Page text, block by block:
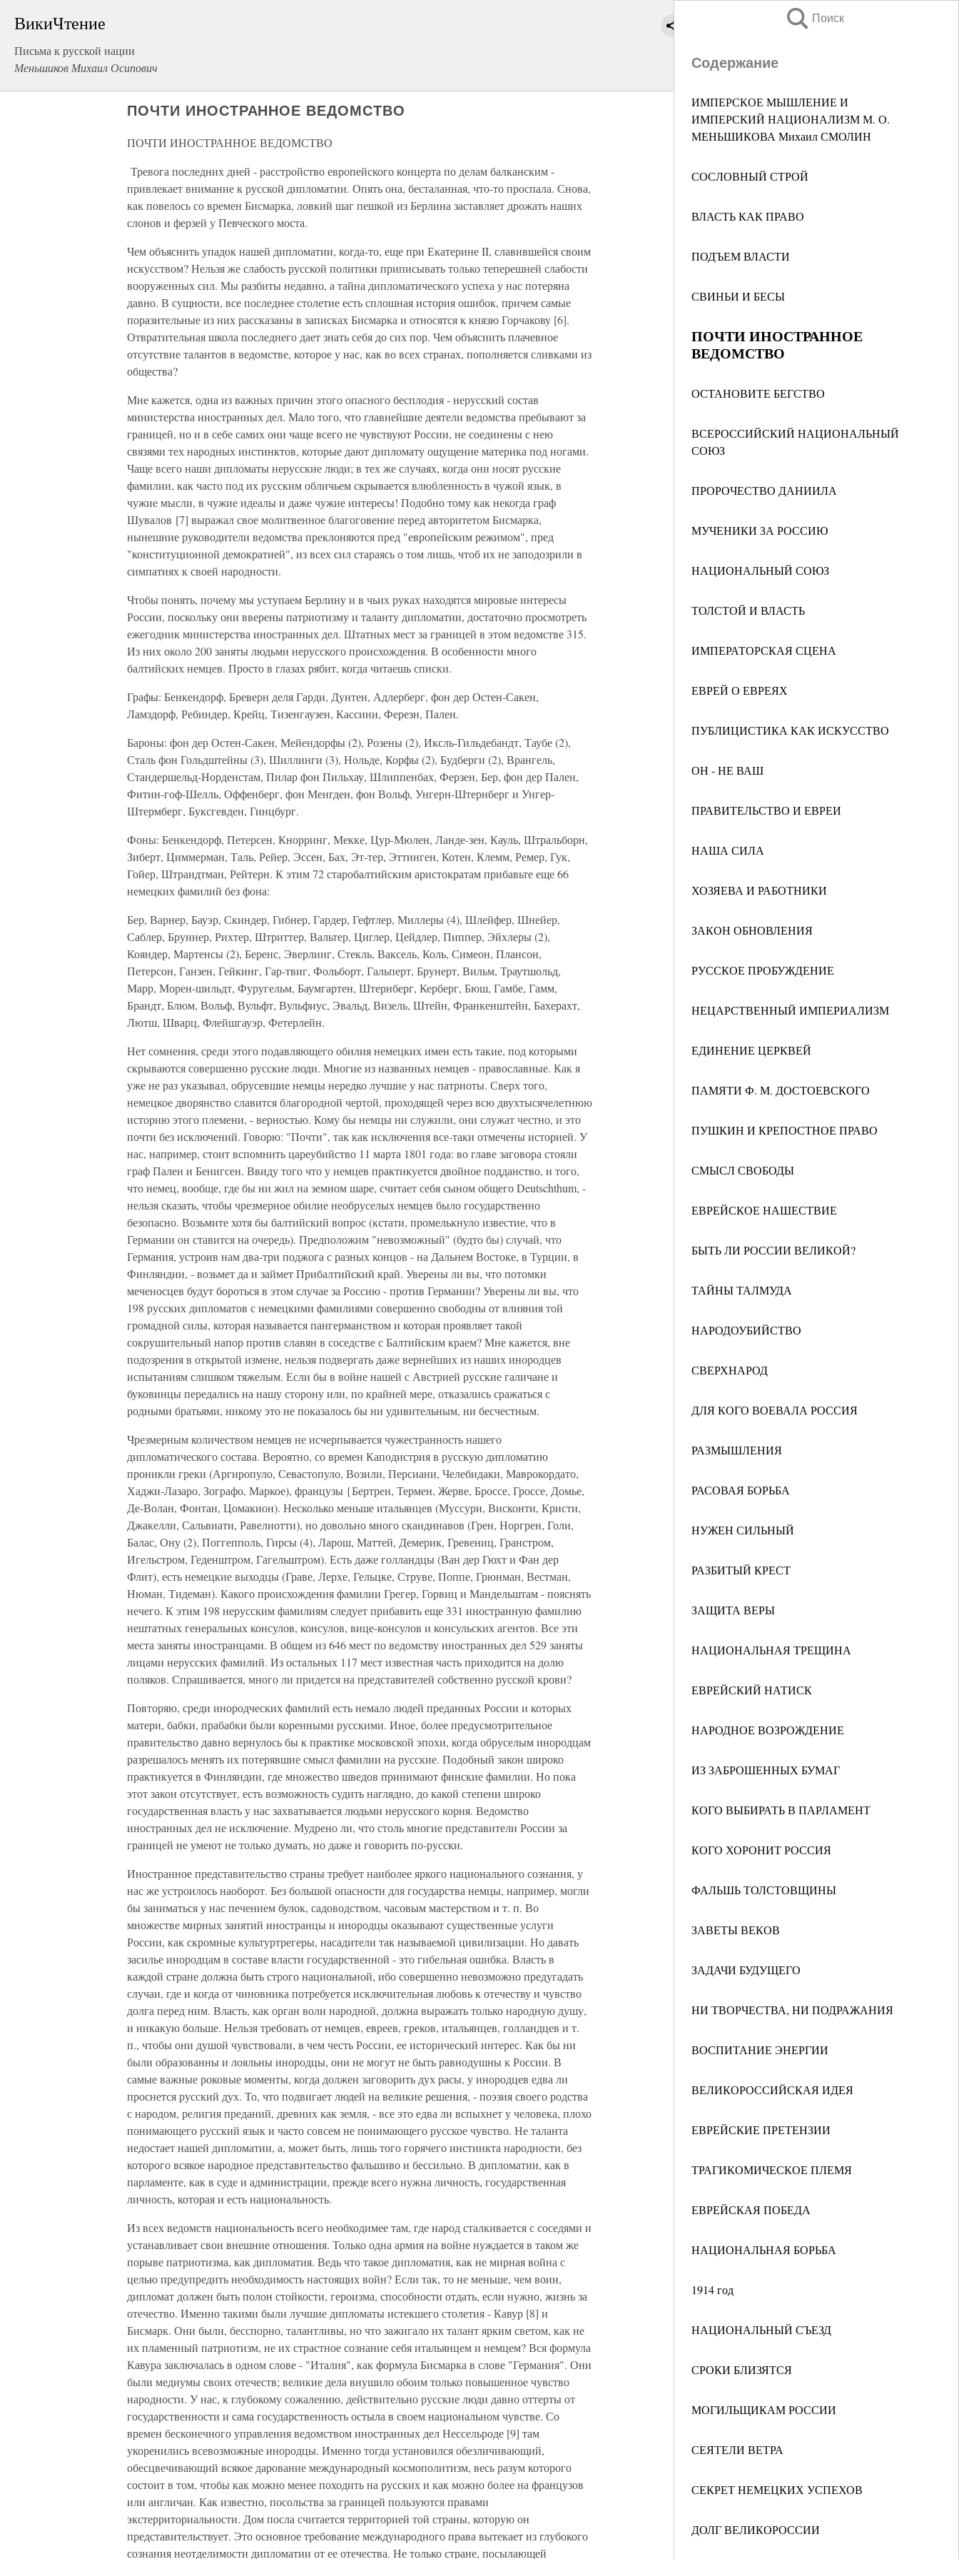
ВикиЧтение
Письма к русской нации
Меньшиков Михаил Осипович
Поиск
Содержание
ИМПЕРСКОЕ МЫШЛЕНИЕ И
ИМПЕРСКИЙ НАЦИОНАЛИЗМ М. О.
МЕНЬШИКОВА Михаил СМОЛИН
СОСЛОВНЫЙ СТРОЙ
ВЛАСТЬ КАК ПРАВО
ПОДЪЕМ ВЛАСТИ
СВИНЬИ И БЕСЫ
ПОЧТИ ИНОСТРАННОЕ
ВЕДОМСТВО
ОСТАНОВИТЕ БЕГСТВО
ВСЕРОССИЙСКИЙ НАЦИОНАЛЬНЫЙ
СОЮЗ
ПРОРОЧЕСТВО ДАНИИЛА
МУЧЕНИКИ ЗА РОССИЮ
НАЦИОНАЛЬНЫЙ СОЮЗ
ТОЛСТОЙ И ВЛАСТЬ
ИМПЕРАТОРСКАЯ СЦЕНА
ЕВРЕЙ О ЕВРЕЯХ
ПУБЛИЦИСТИКА КАК ИСКУССТВО
ОН - НЕ ВАШ
ПРАВИТЕЛЬСТВО И ЕВРЕИ
НАША СИЛА
ХОЗЯЕВА И РАБОТНИКИ
ЗАКОН ОБНОВЛЕНИЯ
РУССКОЕ ПРОБУЖДЕНИЕ
НЕЦАРСТВЕННЫЙ ИМПЕРИАЛИЗМ
ЕДИНЕНИЕ ЦЕРКВЕЙ
ПАМЯТИ Ф. М. ДОСТОЕВСКОГО
ПУШКИН И КРЕПОСТНОЕ ПРАВО
СМЫСЛ СВОБОДЫ
ЕВРЕЙСКОЕ НАШЕСТВИЕ
БЫТЬ ЛИ РОССИИ ВЕЛИКОЙ?
ТАЙНЫ ТАЛМУДА
НАРОДОУБИЙСТВО
СВЕРХНАРОД
ДЛЯ КОГО ВОЕВАЛА РОССИЯ
РАЗМЫШЛЕНИЯ
РАСОВАЯ БОРЬБА
НУЖЕН СИЛЬНЫЙ
РАЗБИТЫЙ КРЕСТ
ЗАЩИТА ВЕРЫ
НАЦИОНАЛЬНАЯ ТРЕЩИНА
ЕВРЕЙСКИЙ НАТИСК
НАРОДНОЕ ВОЗРОЖДЕНИЕ
ИЗ ЗАБРОШЕННЫХ БУМАГ
КОГО ВЫБИРАТЬ В ПАРЛАМЕНТ
КОГО ХОРОНИТ РОССИЯ
ФАЛЬШЬ ТОЛСТОВЩИНЫ
ЗАВЕТЫ ВЕКОВ
ЗАДАЧИ БУДУЩЕГО
НИ ТВОРЧЕСТВА, НИ ПОДРАЖАНИЯ
ВОСПИТАНИЕ ЭНЕРГИИ
ВЕЛИКОРОССИЙСКАЯ ИДЕЯ
ЕВРЕЙСКИЕ ПРЕТЕНЗИИ
ТРАГИКОМИЧЕСКОЕ ПЛЕМЯ
ЕВРЕЙСКАЯ ПОБЕДА
НАЦИОНАЛЬНАЯ БОРЬБА
1914 год
НАЦИОНАЛЬНЫЙ СЪЕЗД
СРОКИ БЛИЗЯТСЯ
МОГИЛЬЩИКАМ РОССИИ
СЕЯТЕЛИ ВЕТРА
СЕКРЕТ НЕМЕЦКИХ УСПЕХОВ
ДОЛГ ВЕЛИКОРОССИИ
ПОЧТИ ИНОСТРАННОЕ ВЕДОМСТВО
ПОЧТИ ИНОСТРАННОЕ ВЕДОМСТВО
Тревога последних дней - расстройство европейского концерта по делам балканским -
привлекает внимание к русской дипломатии. Опять она, бесталанная, что-то проспала. Снова,
как повелось со времен Бисмарка, ловкий шаг пешкой из Берлина заставляет дрожать наших
слонов и ферзей у Певческого моста.
Чем объяснить упадок нашей дипломатии, когда-то, еще при Екатерине II, славившейся своим
искусством? Нельзя же слабость русской политики приписывать только теперешней слабости
вооруженных сил. Мы разбиты недавно, а тайна дипломатического успеха у нас потеряна
давно. В сущности, все последнее столетие есть сплошная история ошибок, причем самые
поразительные из них рассказаны в записках Бисмарка и относятся к князю Горчакову [6].
Отвратительная школа последнего дает знать себя до сих пор. Чем объяснить плачевное
отсутствие талантов в ведомстве, которое у нас, как во всех странах, пополняется сливками из
общества?
Мне кажется, одна из важных причин этого опасного бесплодия - нерусский состав
министерства иностранных дел. Мало того, что главнейшие деятели ведомства пребывают за
границей, но и в себе самих они чаще всего не чувствуют России, не соединены с нею
связями тех народных инстинктов, которые дают дипломату ощущение материка под ногами.
Чаще всего наши дипломаты нерусские люди; в тех же случаях, когда они носят русские
фамилии, как часто под их русским обличьем скрывается влюбленность в чужой язык, в
чужие мысли, в чужие идеалы и даже чужие интересы! Подобно тому как некогда граф
Шувалов [7] выражал свое молитвенное благоговение перед авторитетом Бисмарка,
нынешние руководители ведомства преклоняются пред "европейским режимом", пред
"конституционной демократией", из всех сил стараясь о том лишь, чтоб их не заподозрили в
симпатиях к своей народности.
Чтобы понять, почему мы уступаем Берлину и в чьих руках находятся мировые интересы
России, поскольку они вверены патриотизму и таланту дипломатии, достаточно просмотреть
ежегодник министерства иностранных дел. Штатных мест за границей в этом ведомстве 315.
Из них около 200 заняты людьми нерусского происхождения. В особенности много
балтийских немцев. Просто в глазах рябит, когда читаешь списки.
Графы: Бенкендорф, Бреверн деля Гарди, Дунтен, Адлерберг, фон дер Остен-Сакен,
Ламздорф, Ребиндер, Крейц, Тизенгаузен, Кассини, Ферезн, Пален.
Бароны: фон дер Остен-Сакен, Мейендорфы (2), Розены (2), Иксль-Гильдебандт, Таубе (2),
Сталь фон Гольдштейны (3), Шиллинги (3), Нольде, Корфы (2), Будберги (2), Врангель,
Стандершельд-Норденстам, Пилар фон Пильхау, Шлиппенбах, Ферзен, Бер, фон дер Пален,
Фитин-гоф-Шелль, Оффенберг, фон Менгден, фон Вольф, Унгерн-Штернберг и Унгер-
Штермберг, Буксгевден, Гинцбург.
Фоны: Бенкендорф, Петерсен, Кнорринг, Мекке, Цур-Мюлен, Ланде-зен, Кауль, Штральборн,
Зиберт, Циммерман, Таль, Рейер, Эссен, Бах, Эт-тер, Эттинген, Котен, Клемм, Ремер, Гук,
Гойер, Штрандтман, Рейтерн. К этим 72 старобалтийским аристократам прибавьте еще 66
немецких фамилий без фона:
Бер, Варнер, Бауэр, Скиндер, Гибнер, Гардер, Гефтлер, Миллеры (4), Шлейфер, Шнейер,
Саблер, Бруннер, Рихтер, Штриттер, Вальтер, Циглер, Цейдлер, Пиппер, Эйхлеры (2),
Кояндер, Мартенсы (2), Беренс, Эверлинг, Стекль, Ваксель, Коль, Симеон, Плансон,
Петерсон, Ганзен, Гейкинг, Гар-твиг, Фольборт, Гальперт, Брунерт, Вильм, Траутшольд,
Марр, Морен-шильдт, Фуругельм, Баумгартен, Штернберг, Керберг, Бюш, Гамбе, Гамм,
Брандт, Блюм, Вольф, Вульфт, Вульфиус, Эвальд, Визель, Штейн, Франкенштейн, Бахерахт,
Лютш, Шварц, Флейшгауэр, Фетерлейн.
Нет сомнения, среди этого подавляющего обилия немецких имен есть такие, под которыми
скрываются совершенно русские люди. Многие из названных немцев - православные. Как я
уже не раз указывал, обрусевшие немцы нередко лучшие у нас патриоты. Сверх того,
немецкое дворянство славится благородной чертой, проходящей через всю двухтысячелетнюю
историю этого племени, - верностью. Кому бы немцы ни служили, они служат честно, и это
почти без исключений. Говорю: "Почти", так как исключения все-таки отмечены историей. У
нас, например, стоит вспомнить цареубийство 11 марта 1801 года: во главе заговора стояли
граф Пален и Бенигсен. Ввиду того что у немцев практикуется двойное подданство, и того,
что немец, вообще, где бы ни жил на земном шаре, считает себя сыном общего Deutschthum, -
нельзя сказать, чтобы чрезмерное обилие необруселых немцев было государственно
безопасно. Возьмите хотя бы балтийский вопрос (кстати, промелькнуло известие, что в
Германии он ставится на очередь). Предположим "невозможный" (будто бы) случай, что
Германия, устроив нам два-три поджога с разных концов - на Дальнем Востоке, в Турции, в
Финляндии, - возьмет да и займет Прибалтийский край. Уверены ли вы, что потомки
меченосцев будут бороться в этом случае за Россию - против Германии? Уверены ли вы, что
198 русских дипломатов с немецкими фамилиями совершенно свободны от влияния той
громадной силы, которая называется пангерманством и которая проявляет такой
сокрушительный напор против славян в соседстве с Балтийским краем? Мне кажется, вне
подозрения в открытой измене, нельзя подвергать даже вернейших из наших инородцев
испытаниям слишком тяжелым. Если бы в войне нашей с Австрией русские галичане и
буковинцы передались на нашу сторону или, по крайней мере, отказались сражаться с
родными братьями, никому это не показалось бы ни удивительным, ни бесчестным.
Чрезмерным количеством немцев не исчерпывается чужестранность нашего
дипломатического состава. Вероятно, со времен Каподистрия в русскую дипломатию
проникли греки (Аргиропуло, Севастопуло, Возили, Персиани, Челебидаки, Маврокордато,
Хаджи-Лазаро, Зографо, Маркое), французы {Бертрен, Термен, Жерве, Броссе, Гроссе, Домье,
Де-Волан, Фонтан, Цомакион). Несколько меньше итальянцев (Муссури, Висконти, Кристи,
Джакелли, Сальвиати, Равелиотти), но довольно много скандинавов (Грен, Норгрен, Голи,
Балас, Ону (2), Поггепполь, Гирсы (4), Ларош, Маттей, Демерик, Гревениц, Гранстром,
Игельстром, Геденштром, Гагельштром). Есть даже голландцы (Ван дер Гюхт и Фан дер
Флит), есть немецкие выходцы (Граве, Лерхе, Гельцке, Струве, Поппе, Грюнман, Вестман,
Нюман, Тидеман). Какого происхождения фамилии Грегер, Горвиц и Мандельштам - пояснять
нечего. К этим 198 нерусским фамилиям следует прибавить еще 331 иностранную фамилию
нештатных генеральных консулов, консулов, вице-консулов и консульских агентов. Все эти
места заняты иностранцами. В общем из 646 мест по ведомству иностранных дел 529 заняты
лицами нерусских фамилий. Из остальных 117 мест известная часть приходится на долю
поляков. Спрашивается, много ли придется на представителей собственно русской крови?
Повторяю, среди инородческих фамилий есть немало людей преданных России и которых
матери, бабки, прабабки были коренными русскими. Иное, более предусмотрительное
правительство давно вернулось бы к практике московской эпохи, когда обруселым инородцам
разрешалось менять их потерявшие смысл фамилии на русские. Подобный закон широко
практикуется в Финляндии, где множество шведов принимают финские фамилии. Но пока
этот закон отсутствует, есть возможность судить наглядно, до какой степени широко
государственная власть у нас захватывается людьми нерусского корня. Ведомство
иностранных дел не исключение. Мудрено ли, что столь многие представители России за
границей не умеют не только думать, но даже и говорить по-русски.
Иностранное представительство страны требует наиболее яркого национального сознания, у
нас же устроилось наоборот. Без большой опасности для государства немцы, например, могли
бы заниматься у нас печением булок, садоводством, часовым мастерством и т. п. Во
множестве мирных занятий иностранцы и инородцы оказывают существенные услуги
России, как скромные культуртрегеры, насадители так называемой цивилизации. Но давать
засилье инородцам в составе власти государственной - это гибельная ошибка. Власть в
каждой стране должна быть строго национальной, ибо совершенно невозможно предугадать
случаи, где и когда от чиновника потребуется исключительная любовь к отечеству и чувство
долга перед ним. Власть, как орган воли народной, должна выражать только народную душу,
и никакую больше. Нельзя требовать от немцев, евреев, греков, итальянцев, голландцев и т.
п., чтобы они душой чувствовали, в чем честь России, ее исторический интерес. Как бы ни
были образованны и лояльны инородцы, они не могут не быть равнодушны к России. В
самые важные роковые моменты, когда должен заговорить дух расы, у инородцев едва ли
проснется русский дух. То, что подвигает людей на великие решения, - поэзия своего родства
с народом, религия преданий, древних как земля, - все это едва ли вспыхнет у человека, плохо
понимающего русский язык и часто совсем не понимающего русское чувство. Не таланта
недостает нашей дипломатии, а, может быть, лишь того горячего инстинкта народности, без
которого всякое народное представительство фальшиво и бессильно. В дипломатии, как в
парламенте, как в суде и администрации, прежде всего нужна личность, государственная
личность, которая и есть национальность.
Из всех ведомств национальность всего необходимее там, где народ сталкивается с соседями и
устанавливает свои внешние отношения. Только одна армия на войне нуждается в таком же
порыве патриотизма, как дипломатия. Ведь что такое дипломатия, как не мирная война с
целью предупредить необходимость настоящих войн? Если так, то не меньше, чем воин,
дипломат должен быть полон стойкости, героизма, способности отдать, если нужно, жизнь за
отечество. Именно такими были лучшие дипломаты истекшего столетия - Кавур [8] и
Бисмарк. Они были, бесспорно, талантливы, но что зажигало их талант ярким светом, как не
их пламенный патриотизм, не их страстное сознание себя итальянцем и немцем? Вся формула
Кавура заключалась в одном слове - "Италия", как формула Бисмарка в слове "Германия". Они
были медиумы своих отечеств; великие дела внушило обоим только повышенное чувство
народности. У нас, к глубокому сожалению, действительно русские люди давно оттерты от
государственности и сама государственность остыла в своем национальном чувстве. Со
времен бесконечного управления ведомством иностранных дел Нессельроде [9] там
укоренились всевозможные инородцы. Именно тогда установился обезличивающий,
обесцвечивающий всякое дарование международный космополитизм, весь разум которого
состоит в том, чтобы как можно менее походить на русских и как можно более на французов
или англичан. Как известно, посольства за границей пользуются правами
экстерриториальности. Дом посла считается территорией той страны, которую он
представительствует. Это основное требование международного права вытекает из глубокого
сознания неотделимости дипломатии от ее отечества. Не только стране, посылающей